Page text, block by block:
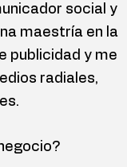
social y
maestría en la
publicidad y me
radiales,